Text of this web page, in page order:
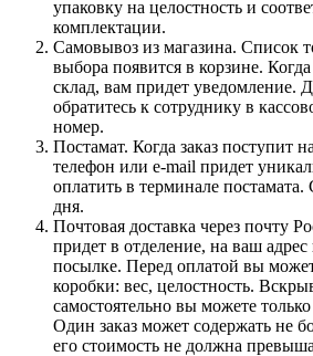
упаковку на целостность и
комплектации.
Самовывоз из магазина. Список
выбора появится в корзине.
склад, вам придет уведомление.
обратитесь к сотруднику в
номер.
Постамат. Когда заказ поступит
телефон или e-mail придет
оплатить в терминале
дня.
Почтовая доставка через почту
придет в отделение, на ваш
посылке. Перед оплатой вы
коробки: вес, целостность.
самостоятельно вы можете
Один заказ может содержать не
его стоимость не должна